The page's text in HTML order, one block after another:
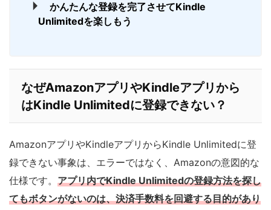
かんたんな登録を完了させてKindle
Unlimitedを楽しもう
なぜAmazonアプリやKindleアプリから
はKindle Unlimitedに登録できない？
AmazonアプリやKindleアプリからKindle Unlimitedに登
録できない事象は、エラーではなく、Amazonの意図的な
仕様です。 アプリ内でKindle Unlimitedの登録方法を探し
てもボタンがないのは、決済手数料を回避する目的があり